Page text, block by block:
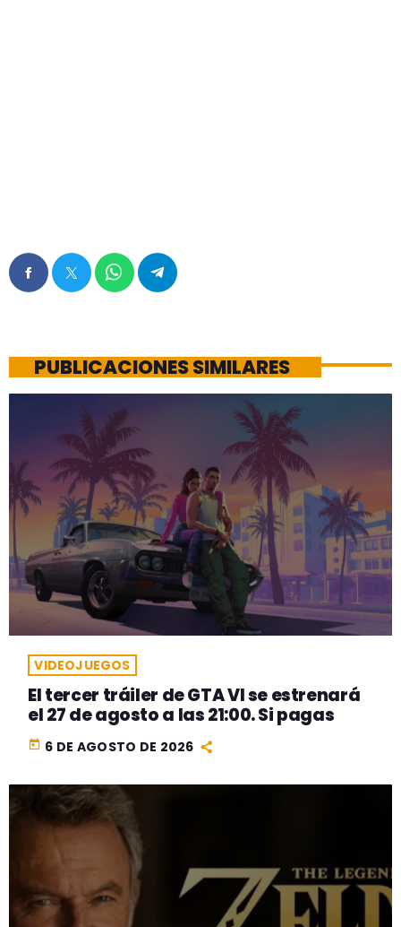
PUBLICACIONES SIMILARES
VIDEOJUEGOS
El tercer tráiler de GTA VI se estrenará
el 27 de agosto a las 21:00. Si pagas
today 6 DE AGOSTO DE 2026